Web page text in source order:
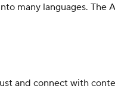
many languages.
and connect with